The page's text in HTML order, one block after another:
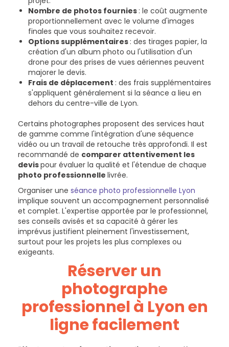
Nombre de photos fournies : le coût augmente
proportionnellement avec le volume d'images
finales que vous souhaitez recevoir.
Options supplémentaires : des tirages papier, la
création d'un album photo ou l'utilisation d'un
drone pour des prises de vues aériennes peuvent
majorer le devis.
Frais de déplacement : des frais supplémentaires
s'appliquent généralement si la séance a lieu en
dehors du centre-ville de Lyon.
Certains photographes proposent des services haut
de gamme comme l'intégration d'une séquence
vidéo ou un travail de retouche très approfondi. Il est
recommandé de comparer attentivement les
devispour évaluer la qualité et l'étendue de chaque
photo professionnelle livrée.
Organiser une séance photo professionnelle Lyon
implique souvent un accompagnement personnalisé
et complet. L'expertise apportée par le professionnel,
ses conseils avisés et sa capacité à gérer les
imprévus justifient pleinement l'investissement,
surtout pour les projets les plus complexes ou
exigeants.
Réserver un
photographe
professionnel à Lyon en
ligne facilement